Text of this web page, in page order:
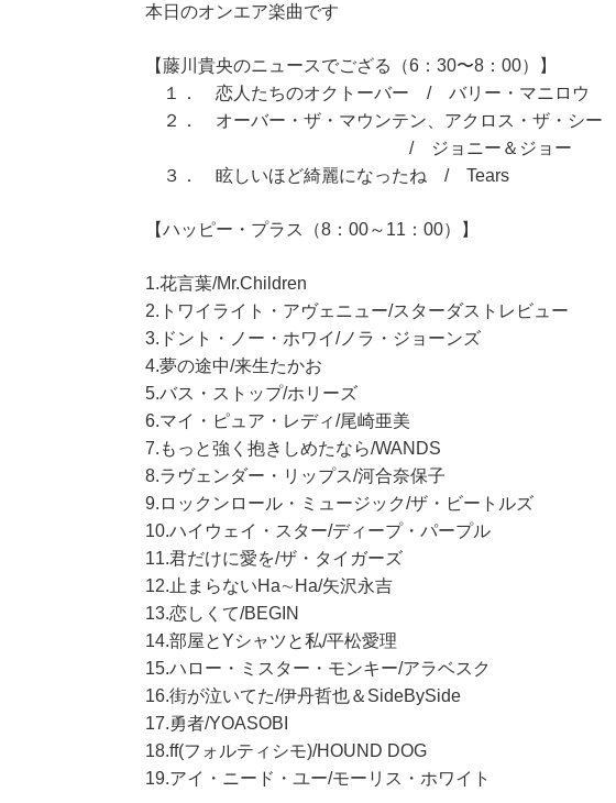
本日のオンエア楽曲です
【藤川貴央のニュースでござる（6：30〜8：00）】
１． 恋人たちのオクトーバー / バリー・マニロウ
２． オーバー・ザ・マウンテン、アクロス・ザ・シー
/ ジョニー＆ジョー
３． 眩しいほど綺麗になったね / Tears
【ハッピー・プラス（8：00～11：00）】
1.花言葉/Mr.Children
2.トワイライト・アヴェニュー/スターダストレビュー
3.ドント・ノー・ホワイ/ノラ・ジョーンズ
4.夢の途中/来生たかお
5.バス・ストップ/ホリーズ
6.マイ・ピュア・レディ/尾崎亜美
7.もっと強く抱きしめたなら/WANDS
8.ラヴェンダー・リップス/河合奈保子
9.ロックンロール・ミュージック/ザ・ビートルズ
10.ハイウェイ・スター/ディープ・パープル
11.君だけに愛を/ザ・タイガーズ
12.止まらないHa∼Ha/矢沢永吉
13.恋しくて/BEGIN
14.部屋とYシャツと私/平松愛理
15.ハロー・ミスター・モンキー/アラベスク
16.街が泣いてた/伊丹哲也＆SideBySide
17.勇者/YOASOBI
18.ff(フォルティシモ)/HOUND DOG
19.アイ・ニード・ユー/モーリス・ホワイト